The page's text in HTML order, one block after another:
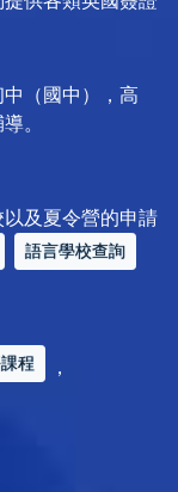
（國中），高
。
及夏令營的申請
語言學校查詢
程 ，